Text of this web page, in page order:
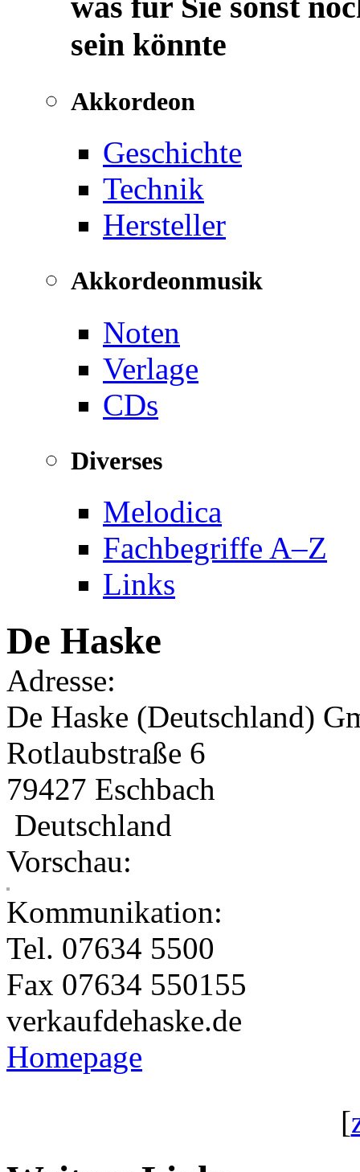
sein könnte
Akkordeon
Geschichte
Technik
Hersteller
Akkordeonmusik
Noten
Verlage
CDs
Diverses
Melodica
Fachbegriffe A–Z
Links
De Haske
Adresse:
De Haske (Deutschland)
Rotlaubstraße 6
79427 Eschbach
Deutschland
Vorschau:
Kommunikation:
Tel. 07634 5500
Fax 07634 550155
verkaufdehaske.de
Homepage
[